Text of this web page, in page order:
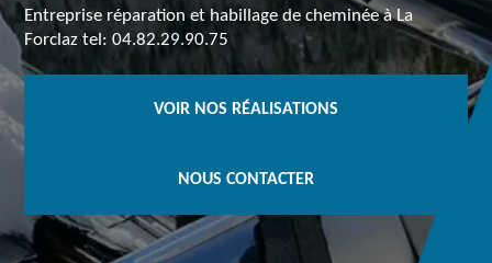
Entreprise réparation et habillage de cheminée à La
Forclaz tel: 04.82.29.90.75
VOIR NOS RÉALISATIONS
NOUS CONTACTER